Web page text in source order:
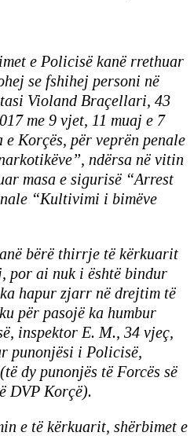
e Policisë kanë rrethuar
se fshihej personi në
Violand Braçellari, 43
me 9 vjet, 11 muaj e 7
Korçës, për veprën penale
ndërsa në vitin
masa e sigurisë “Arrest
“Kultivimi i bimëve
bërë thirrje të kërkuarit
por ai nuk i është bindur
hapur zjarr në drejtim të
për pasojë ka humbur
inspektor E. M., 34 vjeç,
punonjësi i Policisë,
dy punonjës të Forcës së
DVP Korçë).
e të kërkuarit, shërbimet e